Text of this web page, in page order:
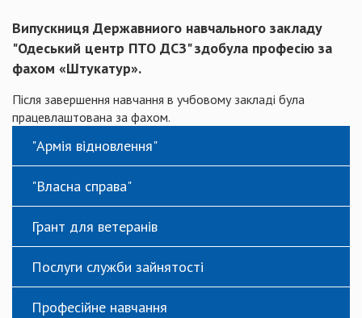
Випускниця Державниого навчального закладу
"Одеський центр ПТО ДСЗ" здобула професію за
фахом «Штукатур».
Після завершення навчання в учбовому закладі була
працевлаштована за фахом.
"Армія відновлення"
"Власна справа"
Грант для ветеранів
Послуги служби зайнятості
Професійне навчання